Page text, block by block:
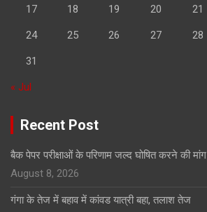
17 18 19 20 21
24 25 26 27 28
31
« Jul
Recent Post
बैक पेपर परीक्षाओं के परिणाम जल्द घोषित करने की मांग
August 8, 2026
गंगा के तेज में बहाव में कांवड यात्री बहा, तलाश तेज